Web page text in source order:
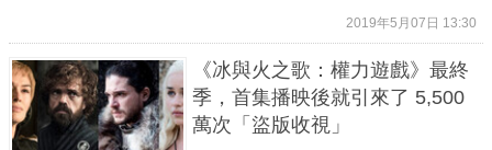
2019年5月07日 13:30
《冰與火之歌：權力遊戲》最終
季，首集播映後就引來了 5,500
萬次「盜版收視」